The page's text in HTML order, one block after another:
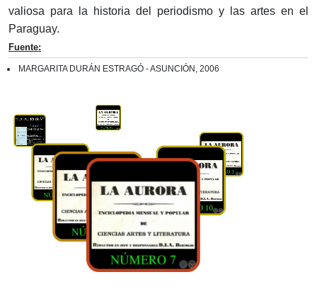
valiosa para la historia del periodismo y las artes en el
Paraguay.
Fuente:
MARGARITA DURÁN ESTRAGÓ - ASUNCIÓN, 2006